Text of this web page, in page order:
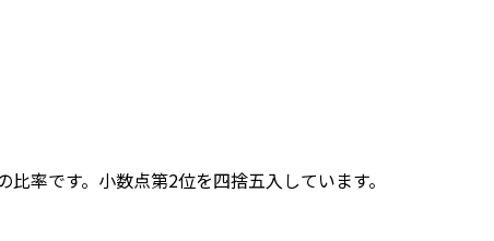
率です。小数点第2位を四捨五入しています。